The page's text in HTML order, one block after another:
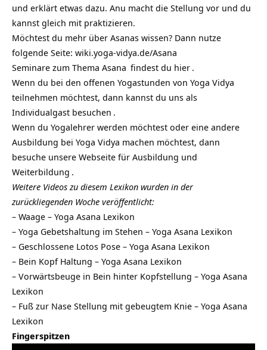
und erklärt etwas dazu. Anu macht die Stellung vor und du
kannst gleich mit praktizieren.
Möchtest du mehr über Asanas wissen? Dann nutze
folgende Seite: wiki.yoga-vidya.de/Asana
Seminare zum Thema Asana findest du hier .
Wenn du bei den offenen Yogastunden von Yoga Vidya
teilnehmen möchtest, dann kannst du uns als
Individualgast besuchen .
Wenn du Yogalehrer werden möchtest oder eine andere
Ausbildung bei Yoga Vidya machen möchtest, dann
besuche unsere Webseite für Ausbildung und
Weiterbildung .
Weitere Videos zu diesem Lexikon wurden in der
zurückliegenden Woche veröffentlicht:
– Waage – Yoga Asana Lexikon
– Yoga Gebetshaltung im Stehen – Yoga Asana Lexikon
– Geschlossene Lotos Pose – Yoga Asana Lexikon
– Bein Kopf Haltung – Yoga Asana Lexikon
– Vorwärtsbeuge in Bein hinter Kopfstellung – Yoga Asana
Lexikon
– Fuß zur Nase Stellung mit gebeugtem Knie – Yoga Asana
Lexikon
Fingerspitzen